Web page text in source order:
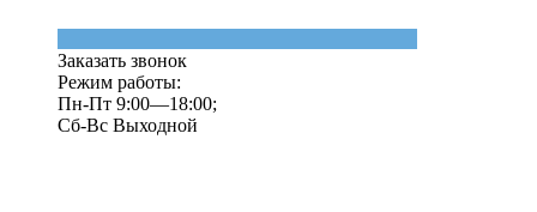
Заказать звонок
Режим работы:
Пн-Пт 9:00—18:00;
Сб-Вс Выходной